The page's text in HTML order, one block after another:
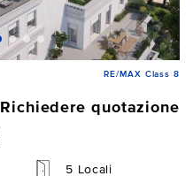
RE/MAX Class 8
Richiedere quotazione
5 Locali